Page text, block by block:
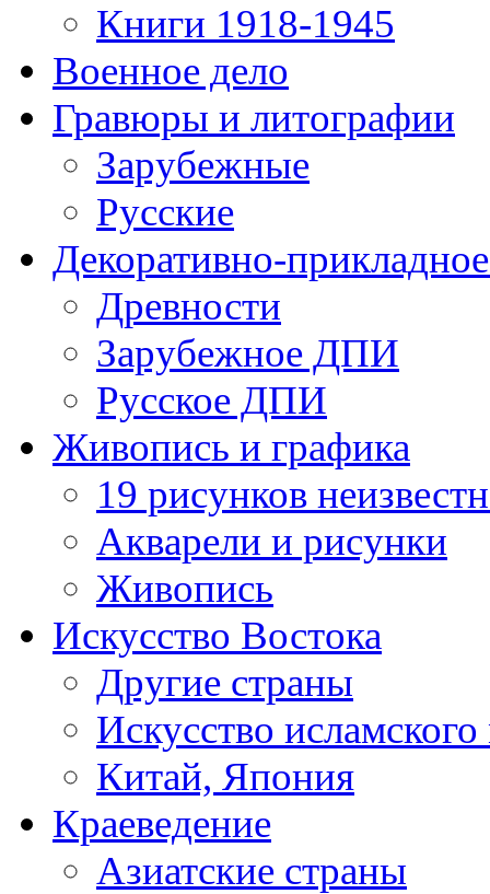
Книги 1918-1945
Военное дело
Гравюры и литографии
Зарубежные
Русские
Декоративно-
Древности
Зарубежное ДПИ
Русское ДПИ
Живопись и графика
19 рисунков
Акварели и рисунки
Живопись
Искусство Востока
Другие страны
Искусство
Китай, Япония
Краеведение
Азиатские страны